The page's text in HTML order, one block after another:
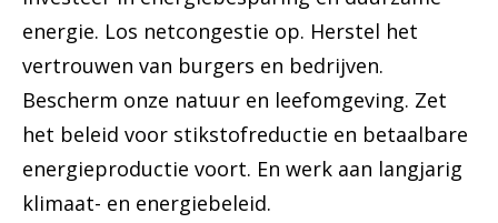
energie. Los netcongestie op. Herstel het
vertrouwen van burgers en bedrijven.
Bescherm onze natuur en leefomgeving. Zet
het beleid voor stikstofreductie en betaalbare
energieproductie voort. En werk aan langjarig
klimaat- en energiebeleid.